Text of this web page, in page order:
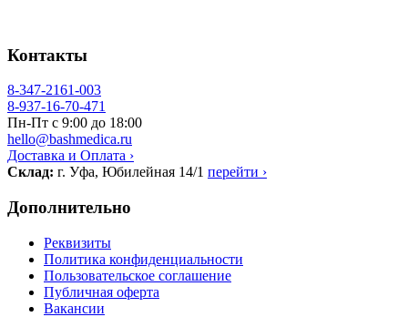
Контакты
8-347-2161-003
8-937-16-70-471
Пн-Пт с 9:00 до 18:00
hello@bashmedica.ru
Доставка и Оплата ›
Склад: г. Уфа, Юбилейная 14/1 перейти ›
Дополнительно
Реквизиты
Политика конфиденциальности
Пользовательское соглашение
Публичная оферта
Вакансии